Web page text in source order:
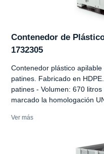
Contenedor de
1732305
Contenedor plástico
patines. Fabricado en
patines - Volumen: 670
marcado la homologación
Ver más